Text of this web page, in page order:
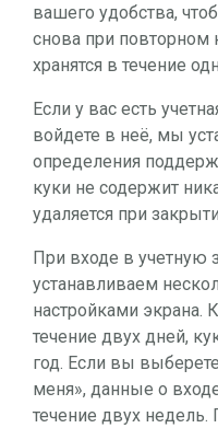
вашего удобства,
снова при повторном
хранятся в течение
Если у вас есть
войдете в неё, мы
определения
куки не содержит
удаляется при
При входе в учетную
устанавливаем
настройками экрана.
течение двух дней,
год. Если вы
меня», данные о
течение двух